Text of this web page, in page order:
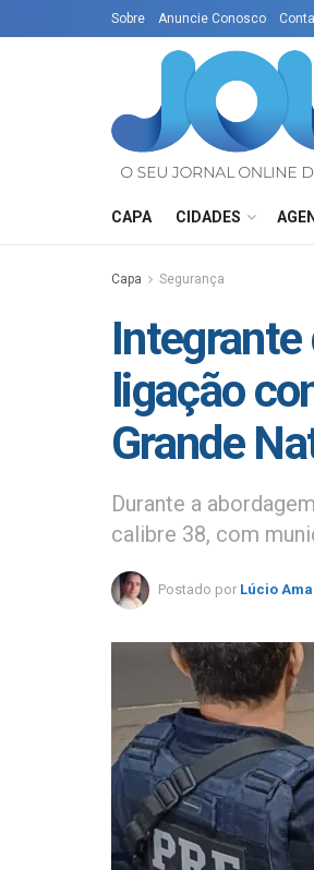
Sobre Anuncie Conosco
CAPA CIDADES
Capa Segurança
Integrante
ligação
Grande
Durante a
calibre 38, com
Postado por Lúcio